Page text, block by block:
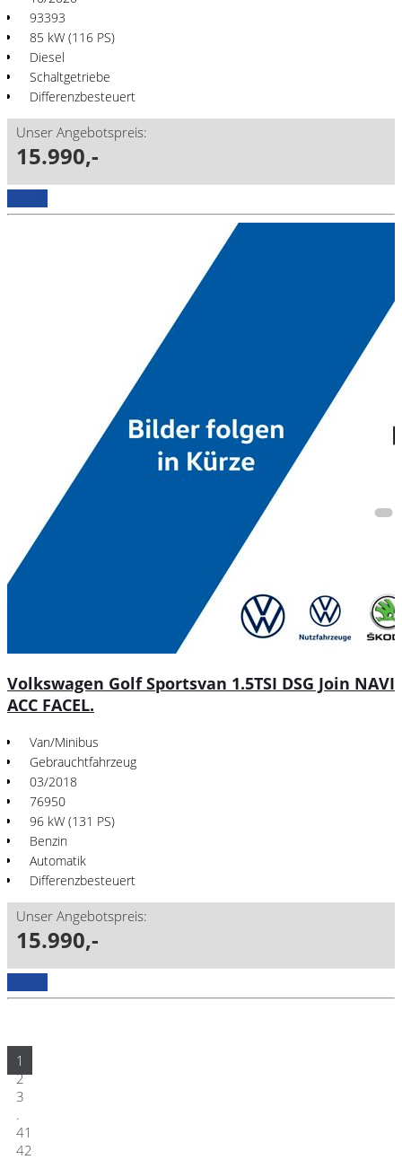
93393
85 kW (116 PS)
Diesel
Schaltgetriebe
Differenzbesteuert
Unser Angebotspreis:
15.990,-
Volkswagen Golf Sportsvan 1.5TSI DSG Join NAVI
ACC FACEL.
Van/Minibus
Gebrauchtfahrzeug
03/2018
76950
96 kW (131 PS)
Benzin
Automatik
Differenzbesteuert
Unser Angebotspreis:
15.990,-
1
2
3
.
41
42